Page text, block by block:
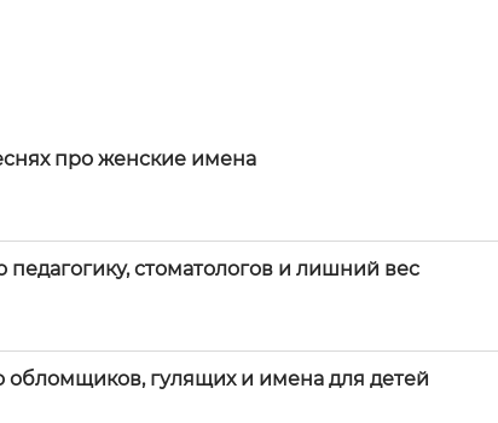
про женские имена
стоматологов и лишний вес
гулящих и имена для детей